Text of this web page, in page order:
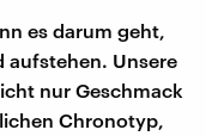
es darum geht,
aufstehen. Unsere
nur Geschmack
Chronotyp,